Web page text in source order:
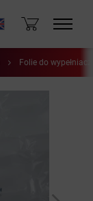
Folie do